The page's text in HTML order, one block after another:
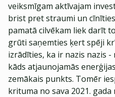
veiksmīgam aktīvajam
brist pret straumi un
pamatā cilvēkam liek darīt
grūti saņemties ķert spēji
izrādīties, ka ir nazis nazis
kāds atjaunojamās
zemākais punkts. Tomēr
krituma no sava 2021.